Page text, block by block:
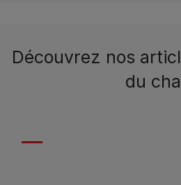
Découvrez nos
du